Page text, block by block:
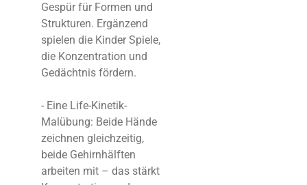
Gespür für Formen und
Strukturen. Ergänzend
spielen die Kinder Spiele,
die Konzentration und
Gedächtnis fördern.
- Eine Life-Kinetik-
Malübung: Beide Hände
zeichnen gleichzeitig,
beide Gehirnhälften
arbeiten mit – das stärkt